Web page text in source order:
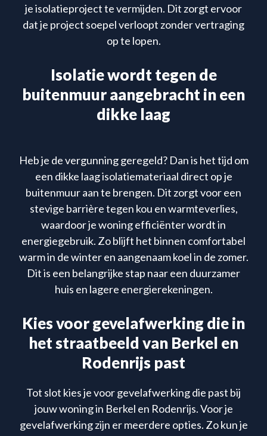
je isolatieproject te vermijden. Dit zorgt ervoor
dat je project soepel verloopt zonder vertraging
op te lopen.
Isolatie wordt tegen de
buitenmuur aangebracht in een
dikke laag
Heb je de vergunning geregeld? Dan is het tijd om
een dikke laag isolatiemateriaal direct op je
buitenmuur aan te brengen. Dit zorgt voor een
stevige barrière tegen kou en warmteverlies,
waardoor je woning efficiënter wordt in
energiegebruik. Zo blijft het binnen comfortabel
warm in de winter en aangenaam koel in de zomer.
Dit is een belangrijke stap naar een duurzamer
huis en lagere energierekeningen.
Kies voor gevelafwerking die in
het straatbeeld van Berkel en
Rodenrijs past
Tot slot kies je voor gevelafwerking die past bij
jouw woning in Berkel en Rodenrijs. Voor je
gevelafwerking zijn er meerdere opties. Zo kun je